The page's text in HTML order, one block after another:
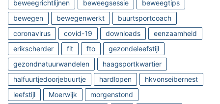
beweegrichtlijnen
beweegsessie
beweegtips
bewegen
bewegenwerkt
buurtsportcoach
coronavirus
covid-19 downloads
eenzaamheid
erikscherder
fit fto
gezondeleefstijl
gezondnatuurwandelen
haagsportkwartier
halfuurtjedoorjebuurtje
hardlopen
hkvonseibernest
leefstijl
Moerwijk
morgenstond